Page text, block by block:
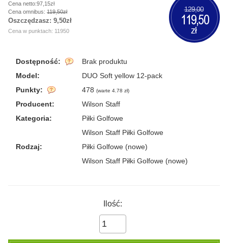
Dostępność:
Brak produktu
Model:
DUO Soft yellow 12-pack
Punkty:
478 (warte 4.78 zł)
Producent:
Wilson Staff
Kategoria:
Piłki Golfowe
Wilson Staff Piłki Golfowe
Rodzaj:
Piłki Golfowe (nowe)
Wilson Staff Piłki Golfowe (nowe)
Cena netto:97,15zł
Cena omnibus: 119,50zł
Oszczędzasz: 9,50zł
Cena w punktach: 11950
129,00
119,50
zł
Ilość: